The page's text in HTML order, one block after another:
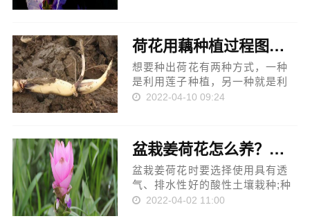
滑有质感，叶全缘色泽翠绿偏
深，须根发达，分蘖繁殖。 一、
叶片 水浮...
荷花用藕种植过程图解，从种植到开花只需一个
想要种出荷花有两种方式，一种
是利用莲子种植，另一种就是利
用莲藕来种植。莲子的长势太过
种植过程图解，手把手教你怎么
将莲藕种下去，之后就等待它开
花结果...
2022-04-10 09:24
盆栽姜荷花怎么养？盆栽姜荷花养殖要点
盆栽姜荷花时要选择使用具有透
气、排水性好的酸性土壤栽种;种
植之后要每20天左右进行一次滴
2022-04-02 11:00